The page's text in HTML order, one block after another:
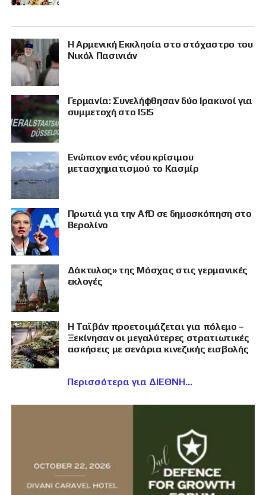
Η Αρμενική Εκκλησία στο στόχαστρο του
Νικόλ Πασινιάν
Γερμανία: Συνελήφθησαν δύο Ιρακινοί για
συμμετοχή στο ISIS
Eνώπιον ενός νέου κρίσιμου
μετασχηματισμού το Κασμίρ
Πρωτιά για την AfD σε δημοσκόπηση στο
Βερολίνο
Δάκτυλος» της Μόσχας στις γερμανικές
εκλογές
Η Ταϊβάν προετοιμάζεται για πόλεμο –
Ξεκίνησαν οι μεγαλύτερες στρατιωτικές
ασκήσεις με σενάρια κινεζικής εισβολής
Περισσότερα για ΔΙΕΘΝΗ